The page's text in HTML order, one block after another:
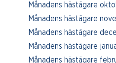
Månadens hästägare
Månadens hästägare
Månadens hästägare
Månadens hästägare
Månadens hästägare